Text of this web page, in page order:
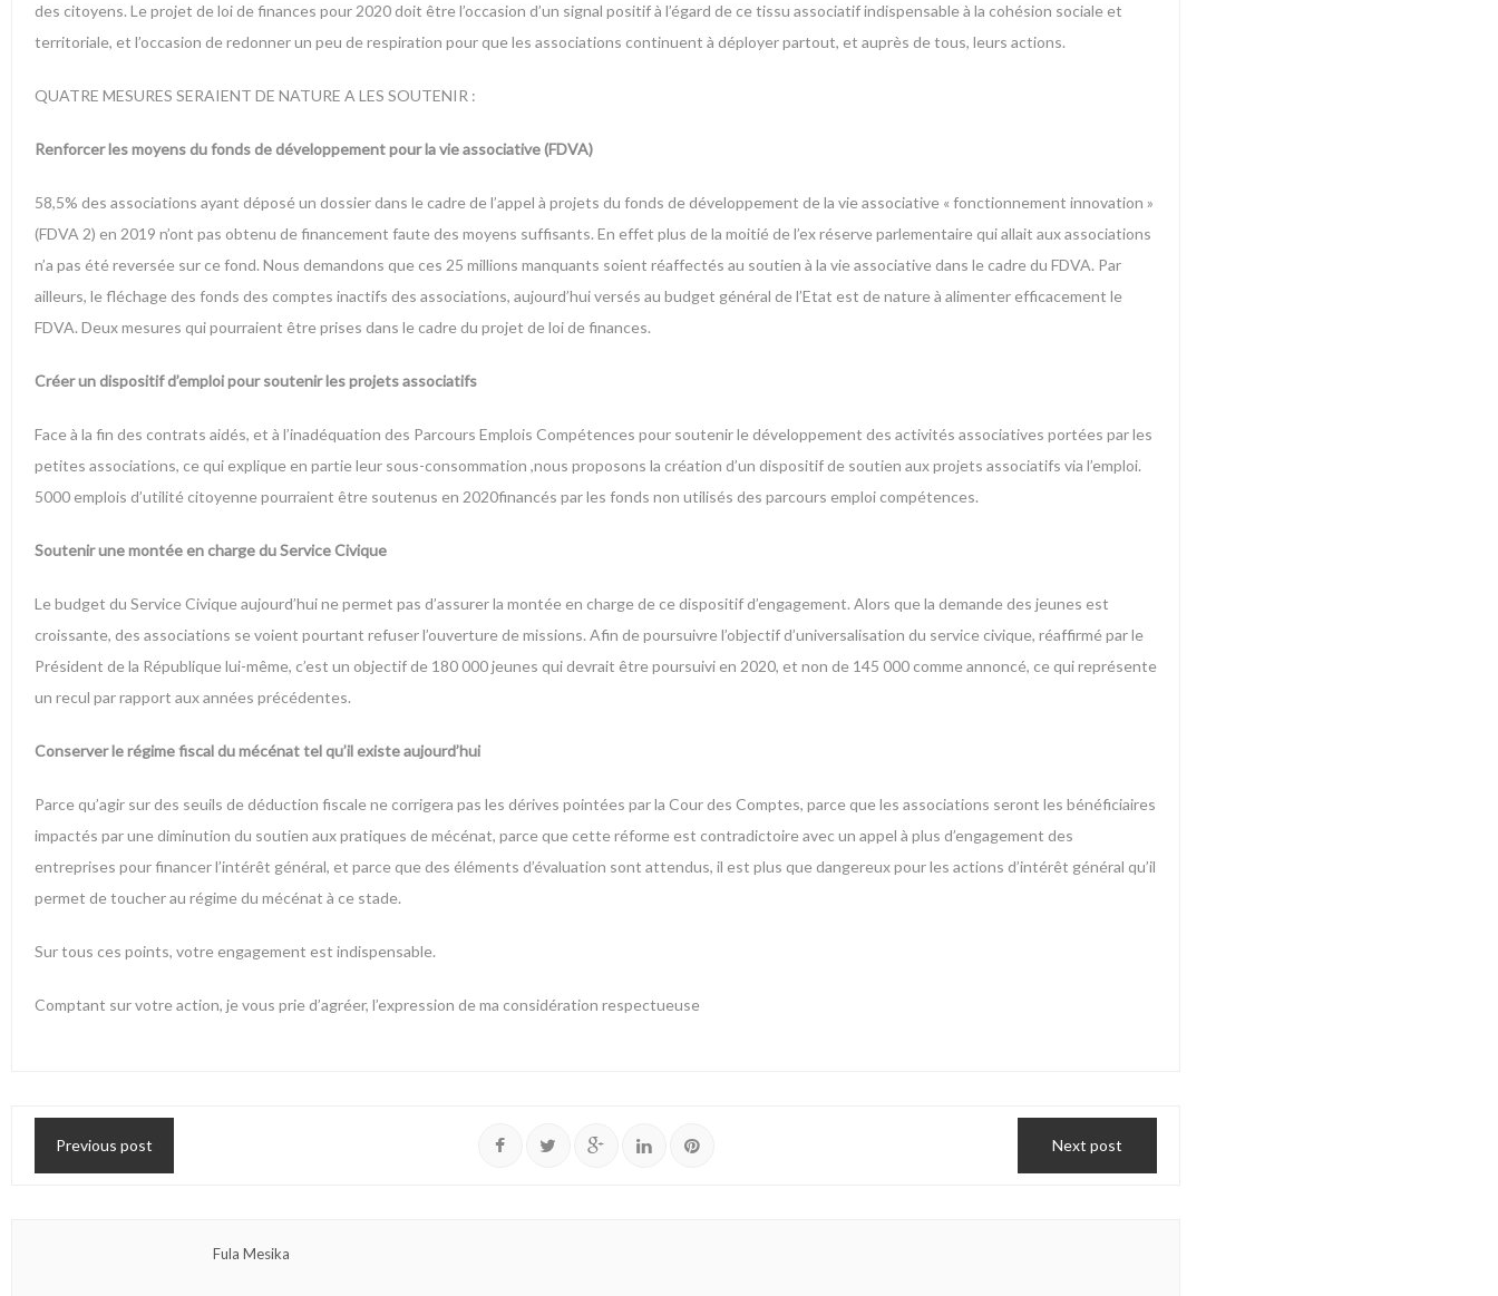
des citoyens. Le projet de loi de finances pour 2020 doit être l’occasion d’un signal positif à l’égard de ce tissu associatif indispensable à la cohésion sociale et
territoriale, et l’occasion de redonner un peu de respiration pour que les associations continuent à déployer partout, et auprès de tous, leurs actions.
QUATRE MESURES SERAIENT DE NATURE A LES SOUTENIR :
Renforcer les moyens du fonds de développement pour la vie associative (FDVA)
58,5% des associations ayant déposé un dossier dans le cadre de l’appel à projets du fonds de développement de la vie associative « fonctionnement innovation »
(FDVA 2) en 2019 n’ont pas obtenu de financement faute des moyens suffisants. En effet plus de la moitié de l’ex réserve parlementaire qui allait aux associations
n’a pas été reversée sur ce fond. Nous demandons que ces 25 millions manquants soient réaffectés au soutien à la vie associative dans le cadre du FDVA. Par
ailleurs, le fléchage des fonds des comptes inactifs des associations, aujourd’hui versés au budget général de l’Etat est de nature à alimenter efficacement le
FDVA. Deux mesures qui pourraient être prises dans le cadre du projet de loi de finances.
Créer un dispositif d’emploi pour soutenir les projets associatifs
Face à la fin des contrats aidés, et à l’inadéquation des Parcours Emplois Compétences pour soutenir le développement des activités associatives portées par les
petites associations, ce qui explique en partie leur sous-consommation ,nous proposons la création d’un dispositif de soutien aux projets associatifs via l’emploi.
5000 emplois d’utilité citoyenne pourraient être soutenus en 2020financés par les fonds non utilisés des parcours emploi compétences.
Soutenir une montée en charge du Service Civique
Le budget du Service Civique aujourd’hui ne permet pas d’assurer la montée en charge de ce dispositif d’engagement. Alors que la demande des jeunes est
croissante, des associations se voient pourtant refuser l’ouverture de missions. Afin de poursuivre l’objectif d’universalisation du service civique, réaffirmé par le
Président de la République lui-même, c’est un objectif de 180 000 jeunes qui devrait être poursuivi en 2020, et non de 145 000 comme annoncé, ce qui représente
un recul par rapport aux années précédentes.
Conserver le régime fiscal du mécénat tel qu’il existe aujourd’hui
Parce qu’agir sur des seuils de déduction fiscale ne corrigera pas les dérives pointées par la Cour des Comptes, parce que les associations seront les bénéficiaires
impactés par une diminution du soutien aux pratiques de mécénat, parce que cette réforme est contradictoire avec un appel à plus d’engagement des
entreprises pour financer l’intérêt général, et parce que des éléments d’évaluation sont attendus, il est plus que dangereux pour les actions d’intérêt général qu’il
permet de toucher au régime du mécénat à ce stade.
Sur tous ces points, votre engagement est indispensable.
Comptant sur votre action, je vous prie d’agréer, l’expression de ma considération respectueuse
Previous post Next post
Fula Mesika